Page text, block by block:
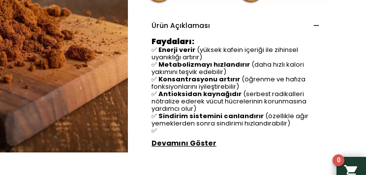
0
Ürün Açıklaması
Faydaları:
✅ Enerji verir (yüksek kafein içeriği ile zihinsel
uyanıklığı artırır)
✅ Metabolizmayı hızlandırır (daha hızlı kalori
yakımını teşvik edebilir)
✅ Konsantrasyonu artırır (öğrenme ve hafıza
fonksiyonlarını iyileştirebilir)
✅Antioksidan kaynağıdır (serbest radikalleri
nötralize ederek vücut hücrelerinin korunmasına
yardımcı olur)
✅ Sindirim sistemini canlandırır (özellikle ağır
yemeklerden sonra sindirimi hızlandırabilir)
✅
Devamını Göster